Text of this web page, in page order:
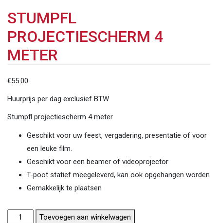
STUMPFL
PROJECTIESCHERM 4
METER
€55.00
Huurprijs per dag exclusief BTW
Stumpfl projectiescherm 4 meter
Geschikt voor uw feest, vergadering, presentatie of voor
een leuke film.
Geschikt voor een beamer of videoprojector
T-poot statief meegeleverd, kan ook opgehangen worden
Gemakkelijk te plaatsen
Stumpfl
Toevoegen aan winkelwagen